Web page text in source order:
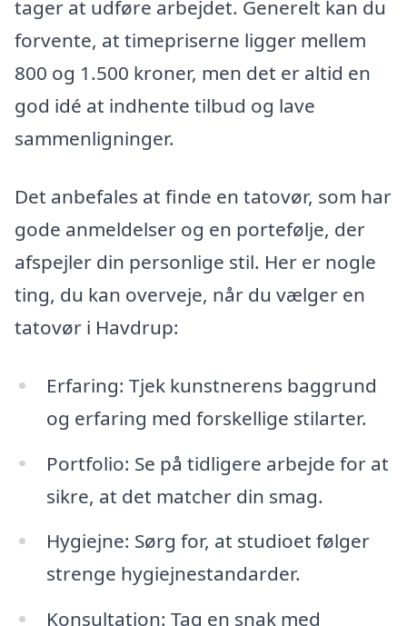
tager at udføre arbejdet. Generelt kan du
forvente, at timepriserne ligger mellem
800 og 1.500 kroner, men det er altid en
god idé at indhente tilbud og lave
sammenligninger.
Det anbefales at finde en tatovør, som har
gode anmeldelser og en portefølje, der
afspejler din personlige stil. Her er nogle
ting, du kan overveje, når du vælger en
tatovør i Havdrup:
Erfaring: Tjek kunstnerens baggrund
og erfaring med forskellige stilarter.
Portfolio: Se på tidligere arbejde for at
sikre, at det matcher din smag.
Hygiejne: Sørg for, at studioet følger
strenge hygiejnestandarder.
Konsultation: Tag en snak med